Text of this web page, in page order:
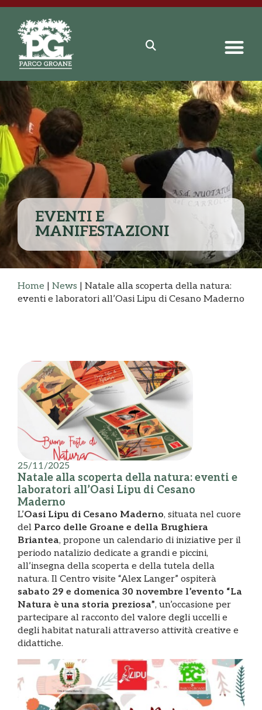
EVENTI E
MANIFESTAZIONI
Home | News | Natale alla scoperta della natura:
eventi e laboratori all’Oasi Lipu di Cesano Maderno
25/11/2025
Natale alla scoperta della natura: eventi e
laboratori all’Oasi Lipu di Cesano
Maderno
L’Oasi Lipu di Cesano Maderno, situata nel cuore
del Parco delle Groane e della Brughiera
Briantea, propone un calendario di iniziative per il
periodo natalizio dedicate a grandi e piccini,
all’insegna della scoperta e della tutela della
natura. Il Centro visite “Alex Langer” ospiterà
sabato 29 e domenica 30 novembre l’evento “La
Natura è una storia preziosa”, un’occasione per
partecipare al racconto del valore degli uccelli e
degli habitat naturali attraverso attività creative e
didattiche.